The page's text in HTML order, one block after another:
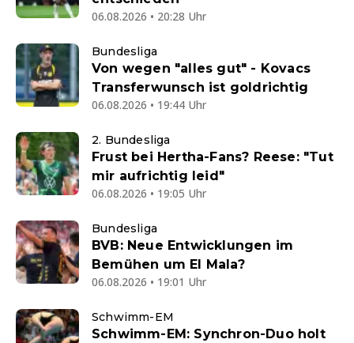
06.08.2026 • 20:28 Uhr
Bundesliga
Von wegen "alles gut" - Kovacs
Transferwunsch ist goldrichtig
06.08.2026 • 19:44 Uhr
2. Bundesliga
Frust bei Hertha-Fans? Reese: "Tut
mir aufrichtig leid"
06.08.2026 • 19:05 Uhr
Bundesliga
BVB: Neue Entwicklungen im
Bemühen um El Mala?
06.08.2026 • 19:01 Uhr
Schwimm-EM
Schwimm-EM: Synchron-Duo holt